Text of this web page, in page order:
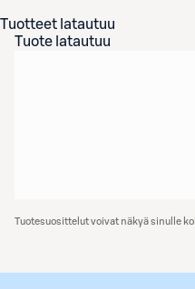
Tuotteet latautuu
Tuote latautuu
Tuotesuosittelut voivat näkyä sinulle